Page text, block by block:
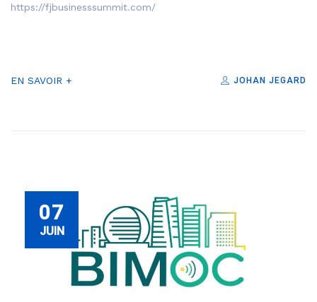
https://fjbusinesssummit.com/
EN SAVOIR + JOHAN JEGARD
07
JUIN